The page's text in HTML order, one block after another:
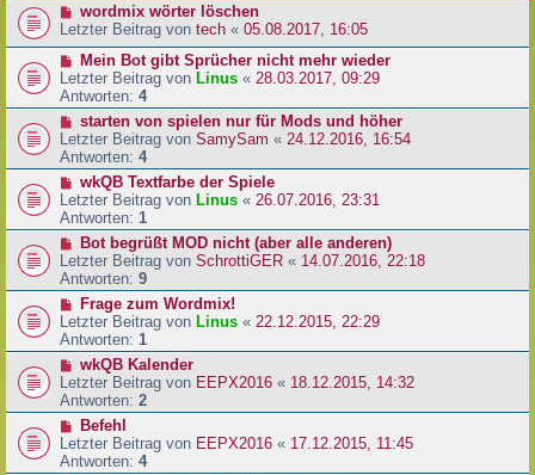
wordmix wörter löschen
Letzter Beitrag von tech « 05.08.2017, 16:05
Mein Bot gibt Sprücher nicht mehr wieder
Letzter Beitrag von Linus « 28.03.2017, 09:29
Antworten: 4
starten von spielen nur für Mods und höher
Letzter Beitrag von SamySam « 24.12.2016, 16:54
Antworten: 4
wkQB Textfarbe der Spiele
Letzter Beitrag von Linus « 26.07.2016, 23:31
Antworten: 1
Bot begrüßt MOD nicht (aber alle anderen)
Letzter Beitrag von SchrottiGER « 14.07.2016, 22:18
Antworten: 9
Frage zum Wordmix!
Letzter Beitrag von Linus « 22.12.2015, 22:29
Antworten: 1
wkQB Kalender
Letzter Beitrag von EEPX2016 « 18.12.2015, 14:32
Antworten: 2
Befehl
Letzter Beitrag von EEPX2016 « 17.12.2015, 11:45
Antworten: 4